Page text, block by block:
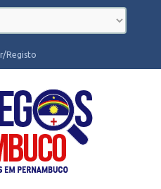
Registo